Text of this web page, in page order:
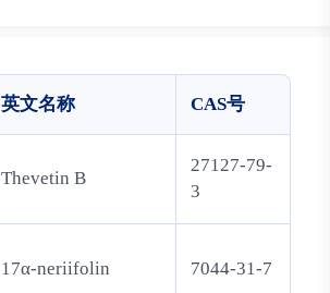
英文名称 CAS号
Thevetin B
27127-79-
3
17α-neriifolin 7044-31-7